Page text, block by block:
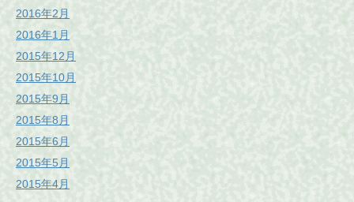
2016年2月
2016年1月
2015年12月
2015年10月
2015年9月
2015年8月
2015年6月
2015年5月
2015年4月